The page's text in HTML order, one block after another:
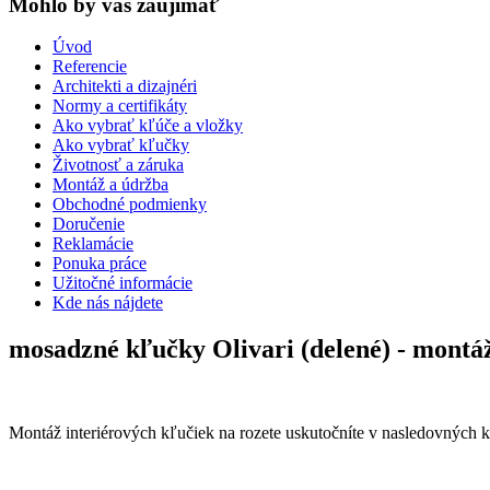
Mohlo by vas zaujímať
Úvod
Referencie
Architekti a dizajnéri
Normy a certifikáty
Ako vybrať kľúče a vložky
Ako vybrať kľučky
Životnosť a záruka
Montáž a údržba
Obchodné podmienky
Doručenie
Reklamácie
Ponuka práce
Užitočné informácie
Kde nás nájdete
mosadzné kľučky Olivari (delené) -
Montáž interiérových kľučiek na rozete uskutočníte v nasledovných